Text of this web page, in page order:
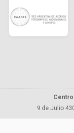
9 de Julio